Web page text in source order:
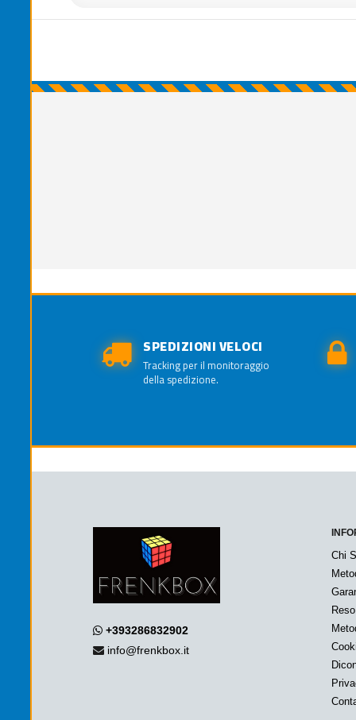
SPEDIZIONI VELOCI
Tracking per il monitoraggio
della spedizione.
+393286832902
info@frenkbox.it
Chi